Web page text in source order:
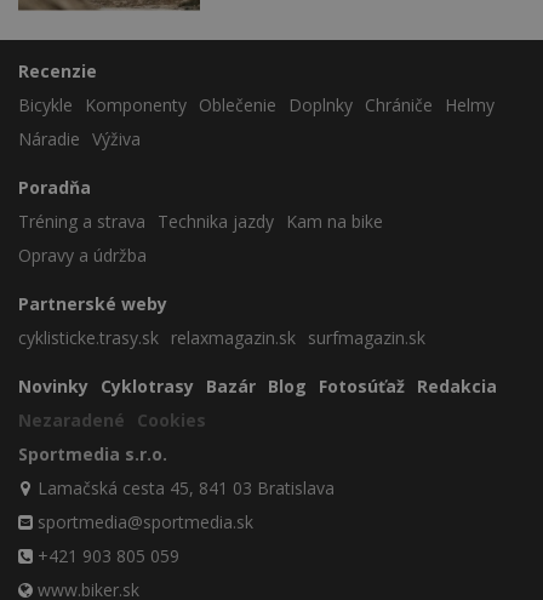
Recenzie
Bicykle
Komponenty Oblečenie Doplnky Chrániče
Helmy
Náradie Výživa
Poradňa
Tréning a strava
Technika jazdy
Kam na bike
Opravy a údržba
Partnerské weby
cyklisticke.trasy.sk relaxmagazin.sk surfmagazin.sk
Novinky Cyklotrasy Bazár Blog Fotosúťaž Redakcia
Nezaradené
Cookies
Sportmedia s.r.o.
Lamačská cesta 45, 841 03 Bratislava
sportmedia@sportmedia.sk
+421 903 805 059
www.biker.sk